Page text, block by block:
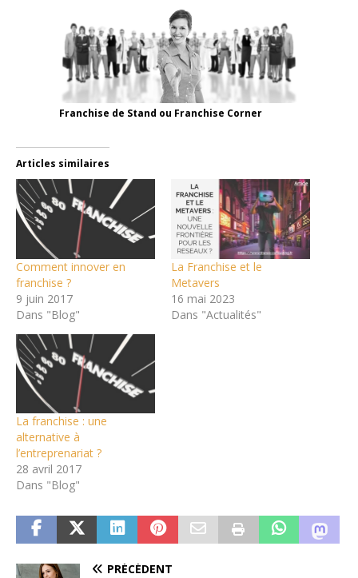
Franchise de Stand ou Franchise Corner
Articles similaires
Comment innover en
franchise ?
9 juin 2017
Dans "Blog"
La Franchise et le
Metavers
16 mai 2023
Dans "Actualités"
La franchise : une
alternative à
l’entreprenariat ?
28 avril 2017
Dans "Blog"
PRÉCÉDENT